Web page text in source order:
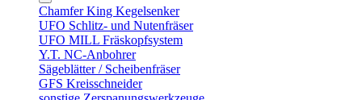
Chamfer King Kegelsenker
UFO Schlitz- und Nutenfräser
UFO MILL Fräskopfsystem
Y.T. NC-Anbohrer
Sägeblätter / Scheibenfräser
GFS Kreisschneider